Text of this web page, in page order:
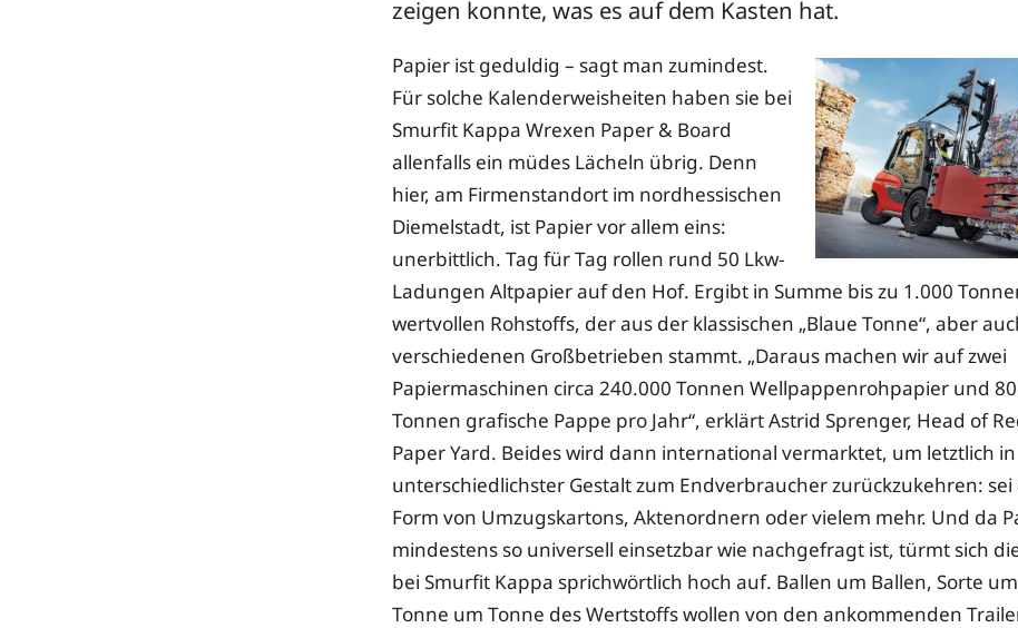
zeigen konnte, was es auf dem Kasten hat.
Papier ist geduldig – sagt man zumindest.
Für solche Kalenderweisheiten haben sie bei
Smurfit Kappa Wrexen Paper & Board
allenfalls ein müdes Lächeln übrig. Denn
hier, am Firmenstandort im nordhessischen
Diemelstadt, ist Papier vor allem eins:
unerbittlich. Tag für Tag rollen rund 50 Lkw-
Ladungen Altpapier auf den Hof. Ergibt in Summe bis zu 1.000
wertvollen Rohstoffs, der aus der klassischen „Blaue Tonne“, aber
verschiedenen Großbetrieben stammt. „Daraus machen wir auf zwei
Papiermaschinen circa 240.000 Tonnen Wellpappenrohpapier und
Tonnen grafische Pappe pro Jahr“, erklärt Astrid Sprenger, Head of
Paper Yard. Beides wird dann international vermarktet, um letztlich in
unterschiedlichster Gestalt zum Endverbraucher zurückzukehren: sei
Form von Umzugskartons, Aktenordnern oder vielem mehr. Und da
mindestens so universell einsetzbar wie nachgefragt ist, türmt sich
bei Smurfit Kappa sprichwörtlich hoch auf. Ballen um Ballen, Sorte
Tonne um Tonne des Wertstoffs wollen von den ankommenden